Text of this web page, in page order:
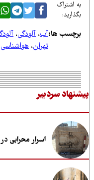
اشتراک
ها:آب،آلودگی،آلودگی هوا
،هواشناسی
سردبیر
اسرار محرابی در